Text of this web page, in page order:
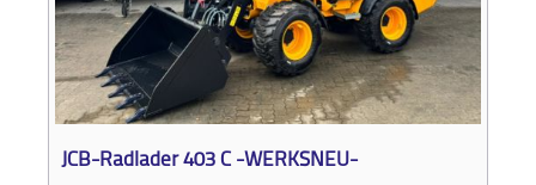
Sonstiges
Sonderaktionen
Aktionen
und
Angebote
JCB-Radlader 403 C -WERKSNEU-